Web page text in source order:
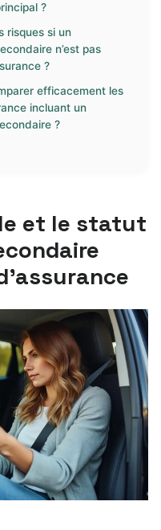
?
risques si un
n’est pas
?
efficacement les
incluant un
?
et le statut